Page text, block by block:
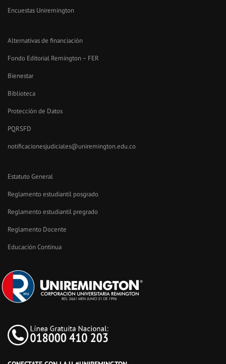
Encuestas Uniremington
Alternativas de financiación
Fondo Editorial Remington – FER
Bienestar
Biblioteca
Protección de Datos
PQRSFD
notificacionesjudiciales@uniremington.edu.co
Estatuto General
Reglamento estudiantil posgrado
Reglamento estudiantil pregrado
Reglamento Docente
Educación Continua